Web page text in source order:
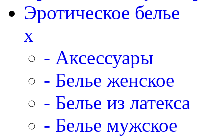
Эротическое белье
x
- Аксессуары
- Белье женское
- Белье из латекса
- Белье мужское